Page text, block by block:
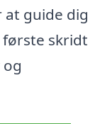
guide dig
første skridt